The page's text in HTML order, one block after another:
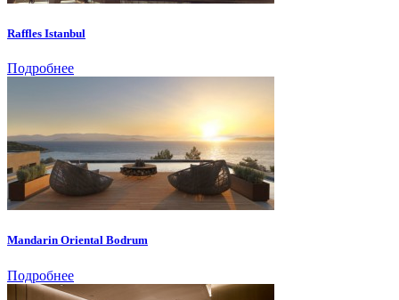
Raffles Istanbul
Подробнее
Mandarin Oriental Bodrum
Подробнее